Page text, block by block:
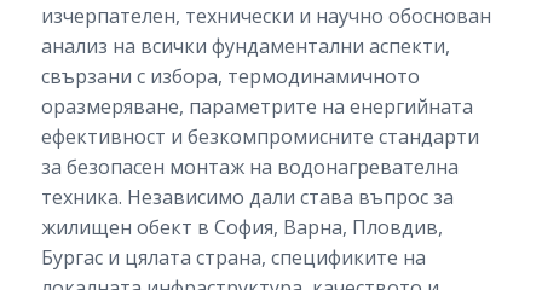
изчерпателен, технически и научно обоснован
анализ на всички фундаментални аспекти,
свързани с избора, термодинамичното
оразмеряване, параметрите на енергийната
ефективност и безкомпромисните стандарти
за безопасен монтаж на водонагревателна
техника. Независимо дали става въпрос за
жилищен обект в София, Варна, Пловдив,
Бургас и цялата страна, спецификите на